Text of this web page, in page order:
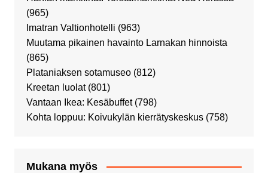
(965)
Imatran Valtionhotelli (963)
Muutama pikainen havainto Larnakan hinnoista
(865)
Plataniaksen sotamuseo (812)
Kreetan luolat (801)
Vantaan Ikea: Kesäbuffet (798)
Kohta loppuu: Koivukylän kierrätyskeskus (758)
Mukana myös